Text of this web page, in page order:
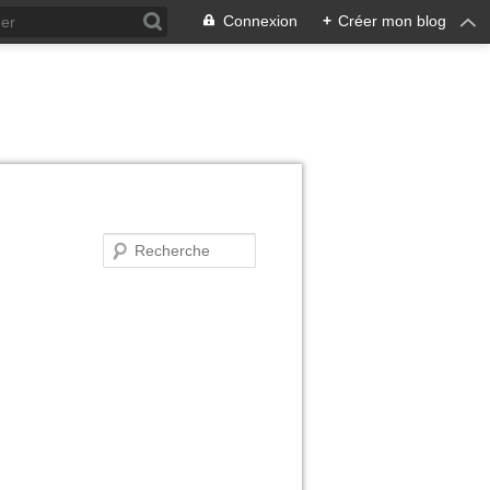
Connexion + Créer mon blog